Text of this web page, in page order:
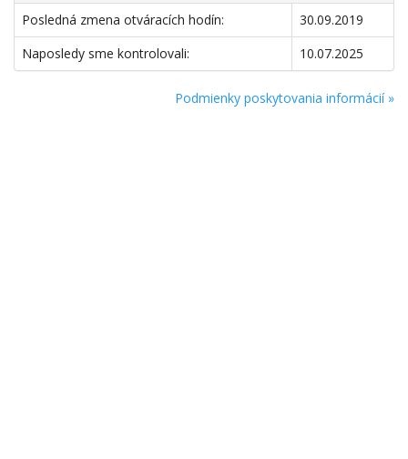
Posledná zmena otváracích hodín:
30.09.2019
Naposledy sme kontrolovali:
10.07.2025
Podmienky poskytovania informácií »